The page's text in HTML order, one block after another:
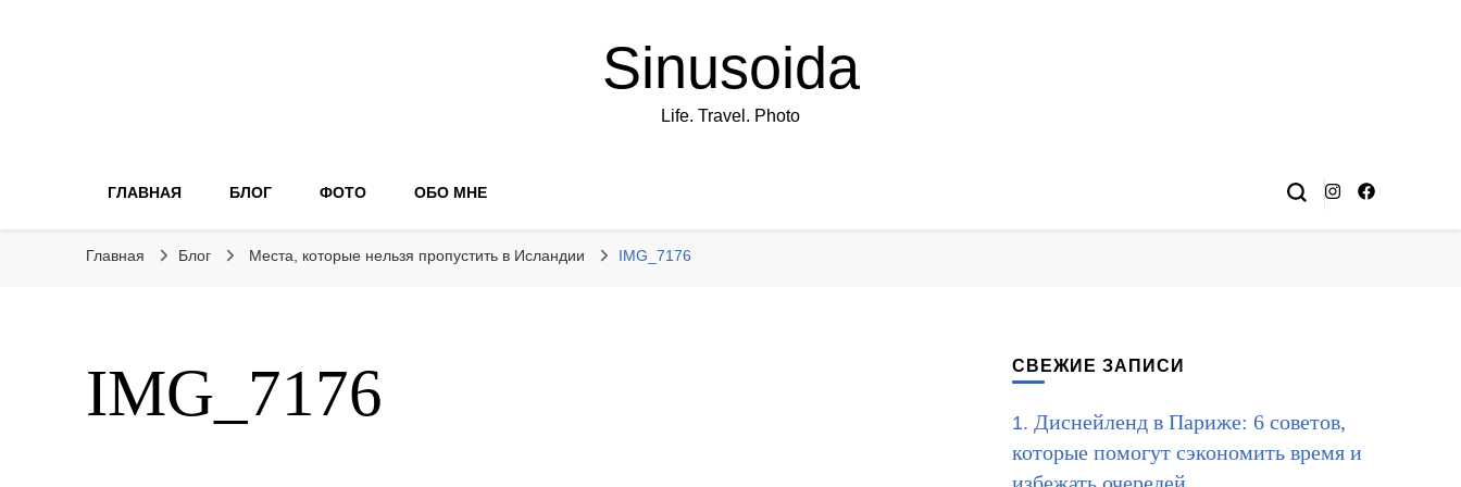
Sinusoida
Life. Travel. Photo
ГЛАВНАЯ БЛОГ ФОТО ОБО МНЕ
Главная Блог Места, которые нельзя пропустить в Исландии IMG_7176
IMG_7176 СВЕЖИЕ ЗАПИСИ
Диснейленд в Париже: 6 советов,
которые помогут сэкономить время и